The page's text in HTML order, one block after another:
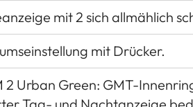
mit 2 sich allmählich
mit Drücker.
2 Urban Green: GMT-